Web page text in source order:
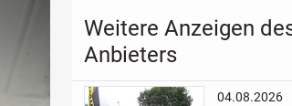
Weitere Anzeigen
Anbieters
04.08.2026